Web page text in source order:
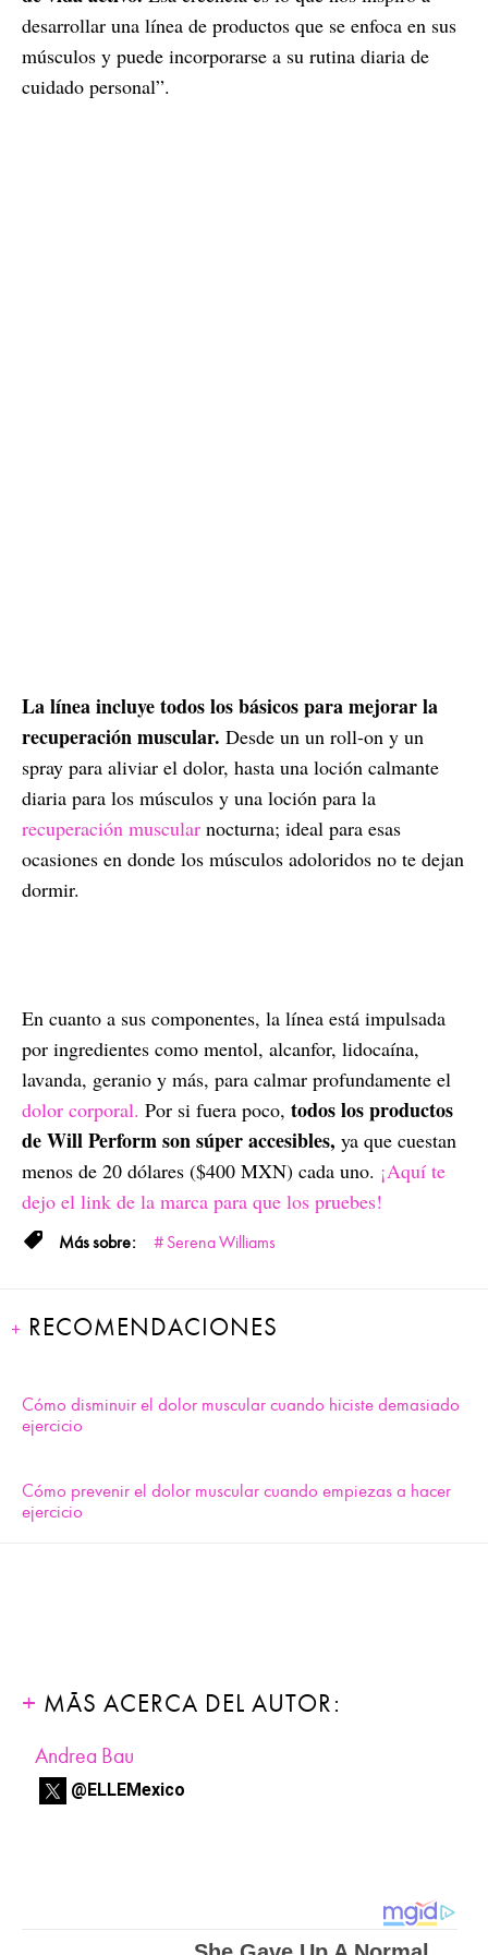
desarrollar una línea de productos que se enfoca en sus
músculos y puede incorporarse a su rutina diaria de
cuidado personal”.
La línea incluye todos los básicos para mejorar la
recuperación muscular. Desde un un roll-on y un
spray para aliviar el dolor, hasta una loción calmante
diaria para los músculos y una loción para la
recuperación muscular nocturna; ideal para esas
ocasiones en donde los músculos adoloridos no te dejan
dormir.
En cuanto a sus componentes, la línea está impulsada
por ingredientes como mentol, alcanfor, lidocaína,
lavanda, geranio y más, para calmar profundamente el
dolor corporal. Por si fuera poco, todos los productos
de Will Perform son súper accesibles, ya que cuestan
menos de 20 dólares ($400 MXN) cada uno. ¡Aquí te
dejo el link de la marca para que los pruebes!
Serena Williams
RECOMENDACIONES
Cómo disminuir el dolor muscular cuando hiciste demasiado
ejercicio
Cómo prevenir el dolor muscular cuando empiezas a hacer
ejercicio
MÁS ACERCA DEL AUTOR:
Andrea Bau
@ELLEMexico